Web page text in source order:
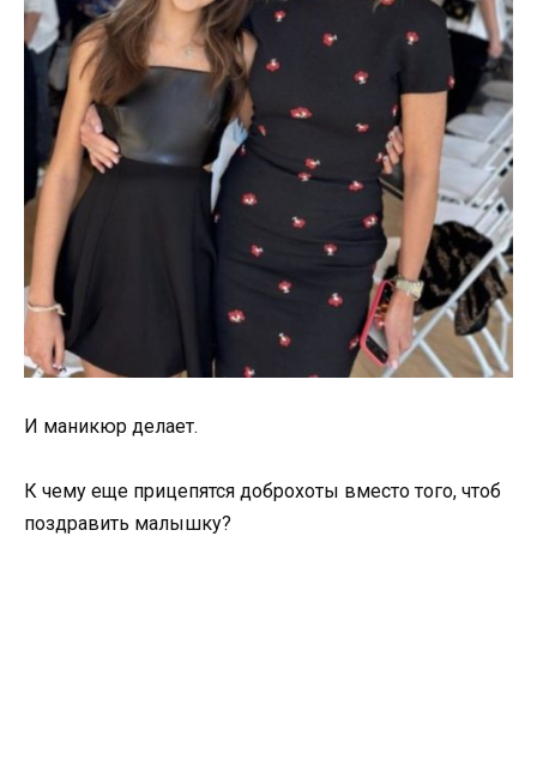
И маникюр делает.
К чему еще прицепятся доброхоты вместо того, чтоб
поздравить малышку?